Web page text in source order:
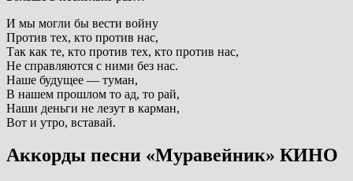
И мы могли бы вести войну
Против тех, кто против нас,
Так как те, кто против тех, кто против нас,
Не справляются с ними без нас.
Наше будущее — туман,
В нашем прошлом то ад, то рай,
Наши деньги не лезут в карман,
Вот и утро, вставай.
Аккорды песни «Муравейник» КИНО